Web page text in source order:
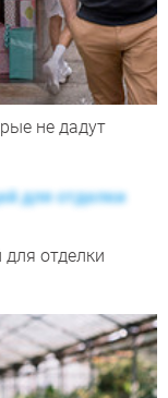
не дадут
отделки